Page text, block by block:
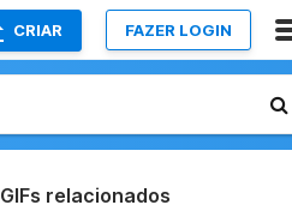
CRIAR FAZER LOGIN
GIFs relacionados